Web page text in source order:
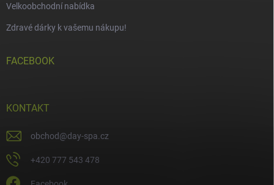
Velkoobchodní nabídka
Zdravé dárky k vašemu nákupu!
FACEBOOK
KONTAKT
obchod@day-spa.cz
+420 777 543 478